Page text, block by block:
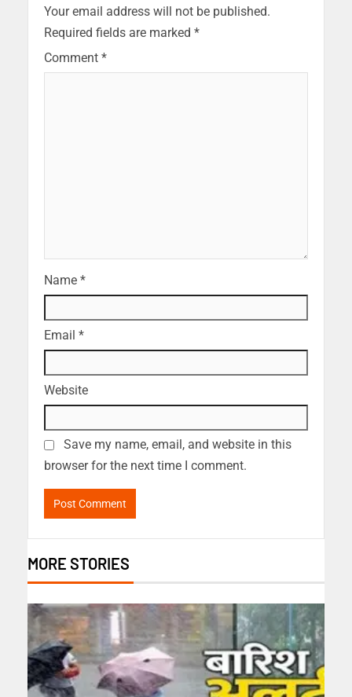
Your email address will not be published.
Required fields are marked *
Comment *
Name *
Email *
Website
Save my name, email, and website in this
browser for the next time I comment.
MORE STORIES